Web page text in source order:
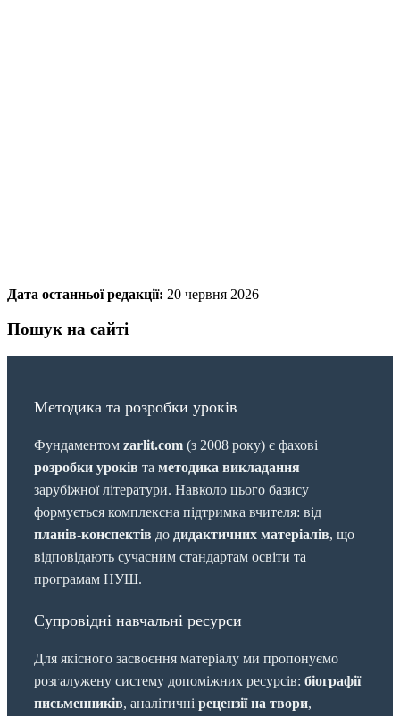
Дата останньої редакції: 20 червня 2026
Пошук на сайті
Методика та розробки уроків
Фундаментом zarlit.com (з 2008 року) є фахові
розробки уроків та методика викладання
зарубіжної літератури. Навколо цього базису
формується комплексна підтримка вчителя: від
планів-конспектів до дидактичних матеріалів, що
відповідають сучасним стандартам освіти та
програмам НУШ.
Супровідні навчальні ресурси
Для якісного засвоєння матеріалу ми пропонуємо
розгалужену систему допоміжних ресурсів: біографії
письменників, аналітичні рецензії на твори,